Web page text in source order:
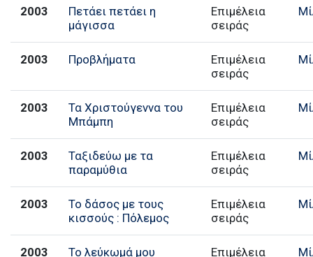
2003
Πετάει πετάει η
μάγισσα
Επιμέλεια
σειράς
2003 Προβλήματα
Επιμέλεια
σειράς
2003
Τα Χριστούγεννα του
Μπάμπη
Επιμέλεια
σειράς
2003
Ταξιδεύω με τα
παραμύθια
Επιμέλεια
σειράς
2003
Το δάσος με τους
κισσούς : Πόλεμος
Επιμέλεια
σειράς
2003 Το λεύκωμά μου Επιμέλεια